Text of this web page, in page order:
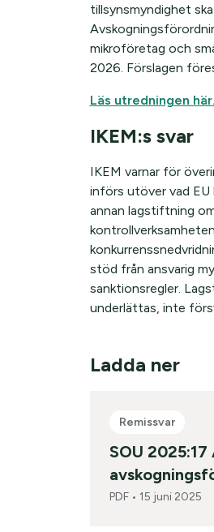
tillsynsmyndighet
mikroföretag och
2026. Förslagen
Läs utredningen här.
IKEM:s svar
IKEM varnar för
införs utöver vad EU
annan lagstiftning
stöd från ansvarig
sanktionsregler.
underlättas, inte
Ladda ner
Remissvar
SOU
PDF • 15 juni 2025